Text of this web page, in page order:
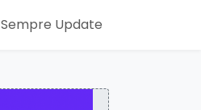
Sempre Update